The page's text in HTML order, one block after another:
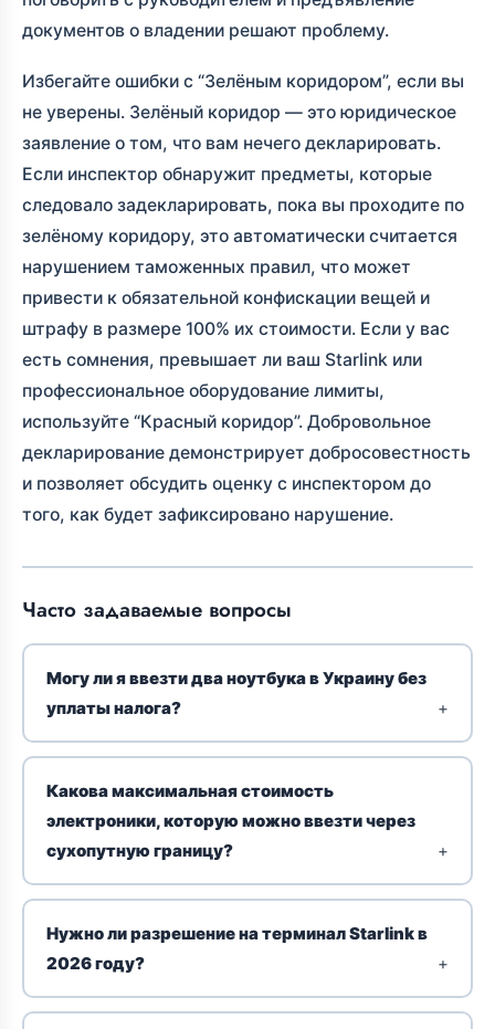
документов о владении решают проблему.
Избегайте ошибки с “Зелёным коридором”, если вы
не уверены. Зелёный коридор — это юридическое
заявление о том, что вам нечего декларировать.
Если инспектор обнаружит предметы, которые
следовало задекларировать, пока вы проходите по
зелёному коридору, это автоматически считается
нарушением таможенных правил, что может
привести к обязательной конфискации вещей и
штрафу в размере 100% их стоимости. Если у вас
есть сомнения, превышает ли ваш Starlink или
профессиональное оборудование лимиты,
используйте “Красный коридор”. Добровольное
декларирование демонстрирует добросовестность
и позволяет обсудить оценку с инспектором до
того, как будет зафиксировано нарушение.
Часто задаваемые вопросы
Могу ли я ввезти два ноутбука в Украину без
уплаты налога?
Какова максимальная стоимость
электроники, которую можно ввезти через
сухопутную границу?
Нужно ли разрешение на терминал Starlink в
2026 году?